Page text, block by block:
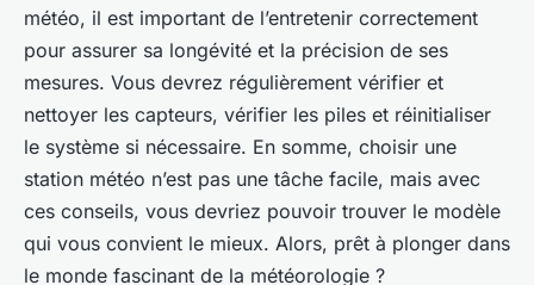
météo, il est important de l’entretenir correctement
pour assurer sa longévité et la précision de ses
mesures. Vous devrez régulièrement vérifier et
nettoyer les capteurs, vérifier les piles et réinitialiser
le système si nécessaire. En somme, choisir une
station météo n’est pas une tâche facile, mais avec
ces conseils, vous devriez pouvoir trouver le modèle
qui vous convient le mieux. Alors, prêt à plonger dans
le monde fascinant de la météorologie ?